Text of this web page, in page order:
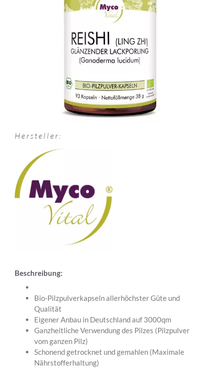
Hersteller:
Beschreibung:
Bio-Pilzpulverkapseln allerhöchster Güte und
Qualität
Eigener Anbau in Deutschland auf 3000qm
Ganzheitliche Verwendung des Pilzes (Pilzpulver
vom ganzen Pilz)
Schonend getrocknet und gemahlen (Maximale
Nährstofferhaltung)